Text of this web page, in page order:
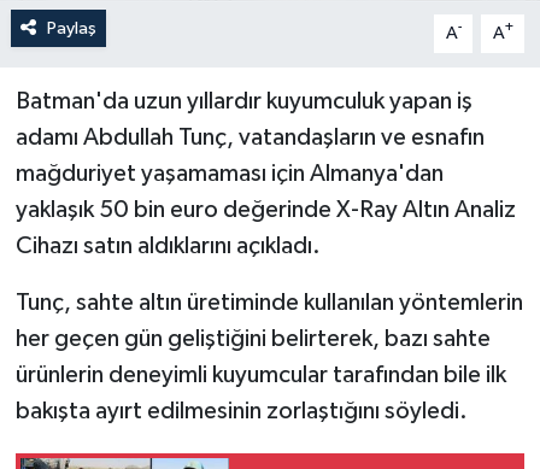
Paylaş A- A+
Batman'da uzun yıllardır kuyumculuk yapan iş
adamı Abdullah Tunç, vatandaşların ve esnafın
mağduriyet yaşamaması için Almanya'dan
yaklaşık 50 bin euro değerinde X-Ray Altın Analiz
Cihazı satın aldıklarını açıkladı.
Tunç, sahte altın üretiminde kullanılan yöntemlerin
her geçen gün geliştiğini belirterek, bazı sahte
ürünlerin deneyimli kuyumcular tarafından bile ilk
bakışta ayırt edilmesinin zorlaştığını söyledi.
Eği̇ti̇m